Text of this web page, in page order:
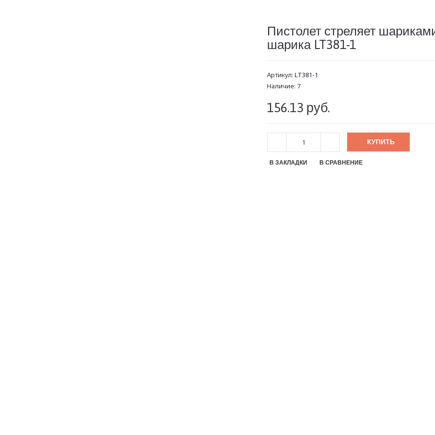
Пистолет стреляет
шарика LT381-1
Артикул:LT381-1
Наличие: 7
156.13 руб.
КУПИТЬ
В ЗАКЛАДКИ В СРАВНЕНИЕ